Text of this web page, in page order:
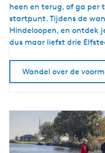
a
a
i
e
s
I
heen en terug, of ga per
startpunt. Tijdens de
Hindeloopen, en ontdek
dus maar liefst drie
Wandel over de